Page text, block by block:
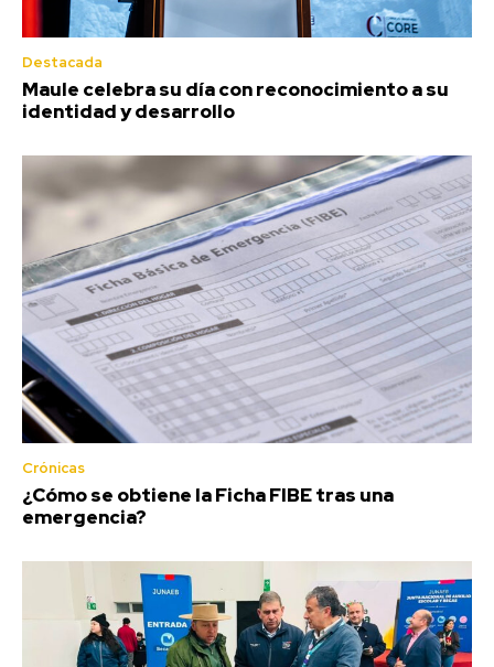
Destacada
Maule celebra su día con reconocimiento a su
identidad y desarrollo
Crónicas
¿Cómo se obtiene la Ficha FIBE tras una
emergencia?